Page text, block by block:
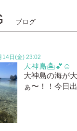
ブログ
14日(金) 23:02
大神島🏝️💕☺️
大神島の海が
ぁ〜！！今日